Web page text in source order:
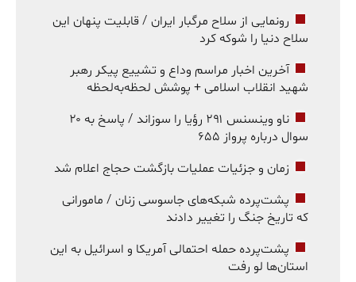
رونمایی از سلاح مرگبار ایران / قابلیت پنهان این
سلاح دنیا را شوکه کرد
آخرین اخبار مراسم وداع و تشییع پیکر رهبر
شهید انقلاب اسلامی + پوشش لحظه‌به‌لحظه
ناو وینسنس ۲۹۱ رؤیا را سوزاند / پاسخ به ۲۰
سوال درباره پرواز ۶۵۵
زمان و جزئیات عملیات بازگشت حجاج اعلام شد
پشت‌پرده شبکه‌های جاسوسی زنان / مامورانی
که تاریخ جنگ را تغییر دادند
پشت‌پرده حمله احتمالی آمریکا و اسرائیل به این
استان‌ها لو رفت